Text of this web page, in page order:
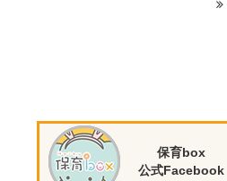
保育box
公式Facebook